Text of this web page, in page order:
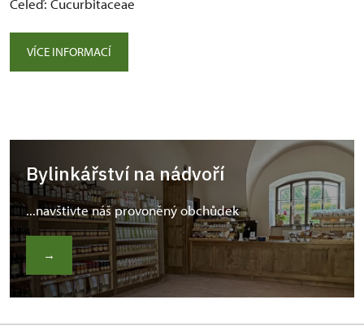
Čeleď: Cucurbitaceae
VÍCE INFORMACÍ
Bylinkářství na nádvoří
...navštivte náš provoněný obchůdek
→